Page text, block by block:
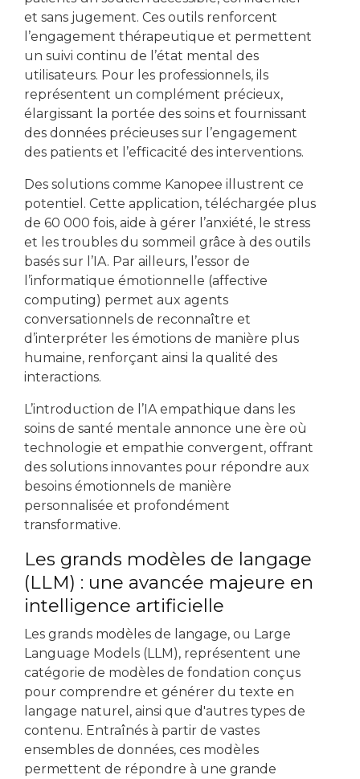
et sans jugement. Ces outils renforcent
l’engagement thérapeutique et permettent
un suivi continu de l’état mental des
utilisateurs. Pour les professionnels, ils
représentent un complément précieux,
élargissant la portée des soins et fournissant
des données précieuses sur l’engagement
des patients et l’efficacité des interventions.
Des solutions comme Kanopee illustrent ce
potentiel. Cette application, téléchargée plus
de 60 000 fois, aide à gérer l’anxiété, le stress
et les troubles du sommeil grâce à des outils
basés sur l’IA. Par ailleurs, l’essor de
l’informatique émotionnelle (affective
computing) permet aux agents
conversationnels de reconnaître et
d’interpréter les émotions de manière plus
humaine, renforçant ainsi la qualité des
interactions.
L’introduction de l’IA empathique dans les
soins de santé mentale annonce une ère où
technologie et empathie convergent, offrant
des solutions innovantes pour répondre aux
besoins émotionnels de manière
personnalisée et profondément
transformative.
Les grands modèles de langage
(LLM) : une avancée majeure en
intelligence artificielle
Les grands modèles de langage, ou Large
Language Models (LLM), représentent une
catégorie de modèles de fondation conçus
pour comprendre et générer du texte en
langage naturel, ainsi que d'autres types de
contenu. Entraînés à partir de vastes
ensembles de données, ces modèles
permettent de répondre à une grande